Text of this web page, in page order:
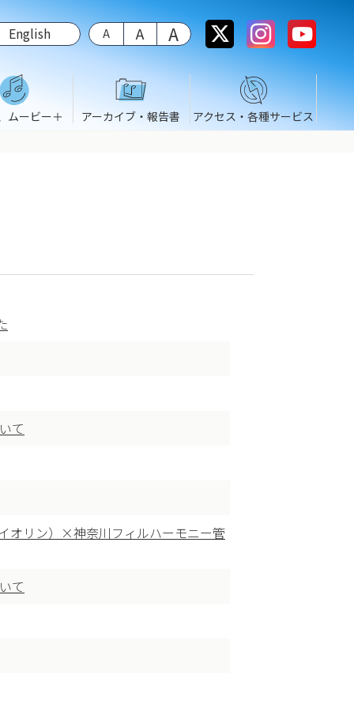
English
ムービー＋ アーカイブ・報告書 アクセス・各種サービス
て
オリン）×神奈川フィルハーモニー管
て